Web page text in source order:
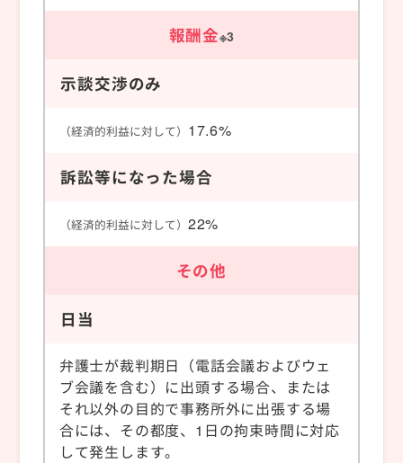
報酬金※3
示談交渉のみ
（経済的利益に対して） 17.6%
訴訟等になった場合
（経済的利益に対して） 22%
その他
日当
弁護士が裁判期日（電話会議およびウェ
ブ会議を含む）に出頭する場合、または
それ以外の目的で事務所外に出張する場
合には、その都度、1日の拘束時間に対応
して発生します。